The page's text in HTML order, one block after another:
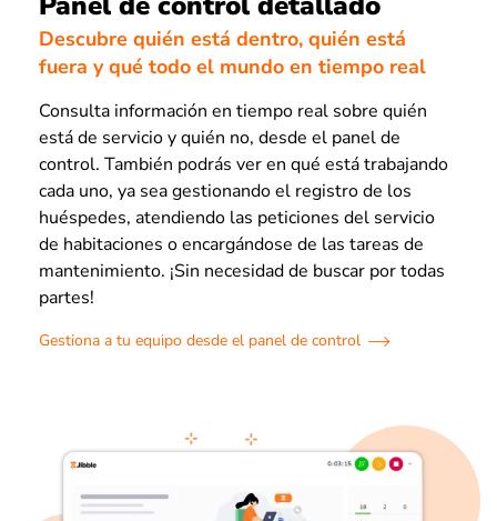
Descubre quién está dentro, quién está
fuera y qué todo el mundo en tiempo real
Consulta información en tiempo real sobre quién
está de servicio y quién no, desde el panel de
control. También podrás ver en qué está trabajando
cada uno, ya sea gestionando el registro de los
huéspedes, atendiendo las peticiones del servicio
de habitaciones o encargándose de las tareas de
mantenimiento. ¡Sin necesidad de buscar por todas
partes!
Gestiona a tu equipo desde el panel de control